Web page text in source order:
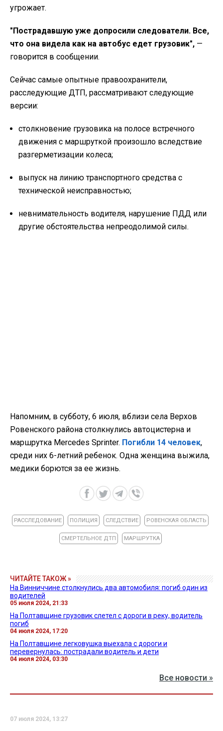
угрожает.
"Пострадавшую уже допросили следователи. Все,
что она видела как на автобус едет грузовик", —
говорится в сообщении.
Сейчас самые опытные правоохранители,
расследующие ДТП, рассматривают следующие
версии:
столкновение грузовика на полосе встречного
движения с маршруткой произошло вследствие
разгерметизации колеса;
выпуск на линию транспортного средства с
технической неисправностью;
невнимательность водителя, нарушение ПДД или
другие обстоятельства непреодолимой силы.
Напомним, в субботу, 6 июля, вблизи села Верхов
Ровенского района столкнулись автоцистерна и
маршрутка Mercedes Sprinter. Погибли 14 человек,
среди них 6-летний ребенок. Одна женщина выжила,
медики борются за ее жизнь.
РАССЛЕДОВАНИЕ ПОЛИЦИЯ СЛЕДСТВИЕ РОВЕНСКАЯ ОБЛАСТЬ
СМЕРТЕЛЬНОЕ ДТП МАРШРУТКА
ЧИТАЙТЕ ТАКОЖ »
На Винниччине столкнулись два автомобиля: погиб один из
водителей
05 июля 2024, 21:33
На Полтавщине грузовик слетел с дороги в реку, водитель
погиб
04 июля 2024, 17:20
На Полтавщине легковушка выехала с дороги и
перевернулась: пострадали водитель и дети
04 июля 2024, 03:30
Все новости »
07 июля 2024, 13:27